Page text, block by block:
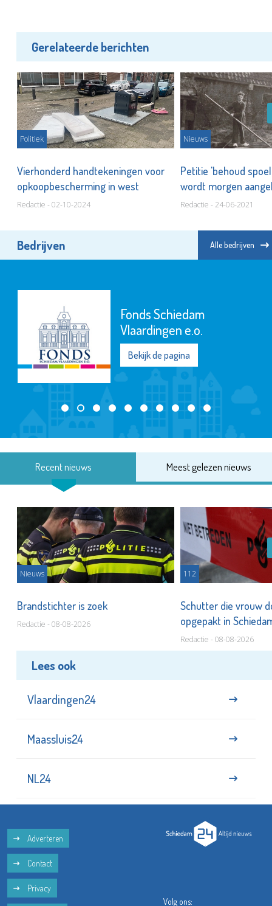
Gerelateerde berichten
Politiek
Vierhonderd handtekeningen voor
opkoopbescherming in west
Redactie - 02-10-2024
Nieuws
Petitie 'behoud
wordt morgen
wethouder
Redactie - 24-06-2021
Bedrijven Alle bedrijven
Fonds Schiedam
Vlaardingen e.o.
Bekijk de pagina
Recent nieuws Meest gelezen nieuws
Nieuws
Brandstichter is zoek
Redactie - 08-08-2026
112
Schutter die vrouw
opgepakt in
Redactie - 08-08-2026
Lees ook
Vlaardingen24
Maassluis24
NL24
Adverteren
Contact
Privacy
Volg ons: